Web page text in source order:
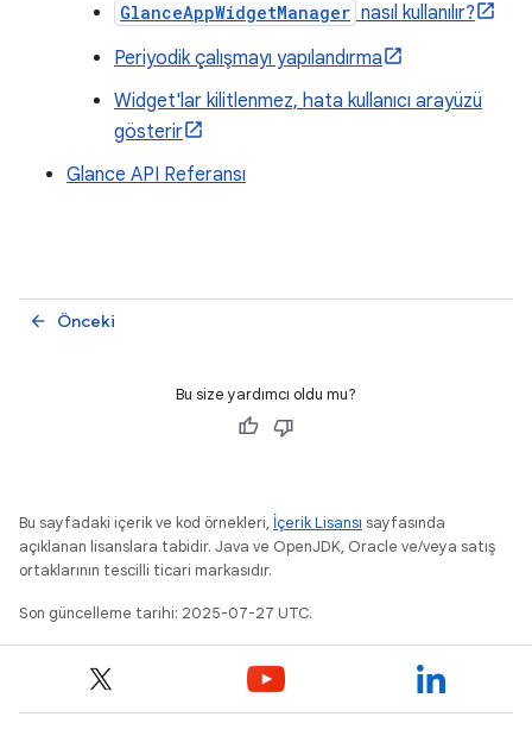
GlanceAppWidgetManager nasıl kullanılır?
Periyodik çalışmayı yapılandırma
Widget'lar kilitlenmez, hata kullanıcı arayüzü
gösterir
Glance API Referansı
Önceki
arrow_back
Bu size yardımcı oldu mu?
Bu sayfadaki içerik ve kod örnekleri, İçerik Lisansı sayfasında
açıklanan lisanslara tabidir. Java ve OpenJDK, Oracle ve/veya satış
ortaklarının tescilli ticari markasıdır.
Son güncelleme tarihi: 2025-07-27 UTC.